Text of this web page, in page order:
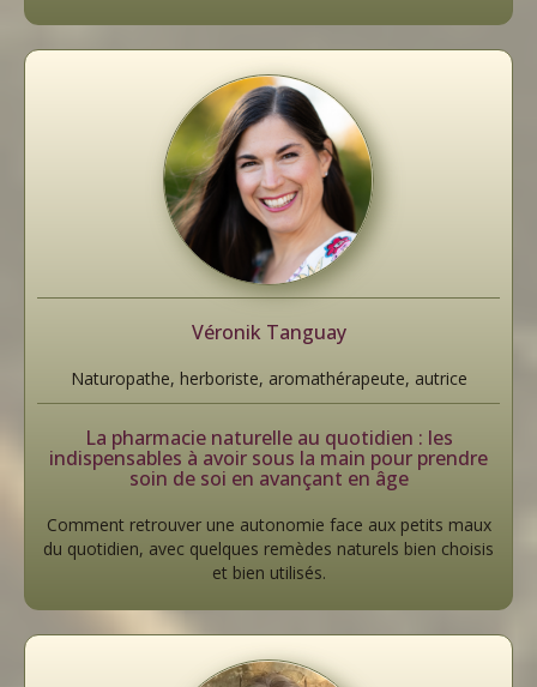
Véronik Tanguay
Naturopathe, herboriste, aromathérapeute, autrice
La pharmacie naturelle au quotidien : les
indispensables à avoir sous la main pour prendre
soin de soi en avançant en âge
Comment retrouver une autonomie face aux petits maux
du quotidien, avec quelques remèdes naturels bien choisis
et bien utilisés.